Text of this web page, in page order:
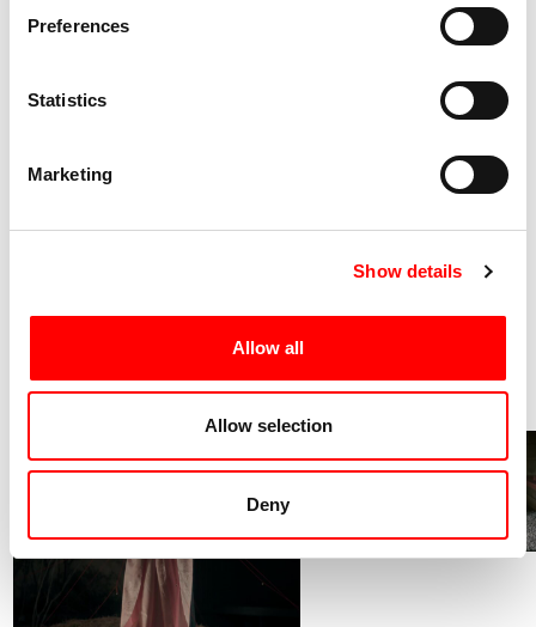
Preferences
Statistics
Marketing
Show details
Allow all
Allow selection
Deny
è uno sceneggiatore e
tutto il mondo come Cannes e Venezia. Bound è il suo